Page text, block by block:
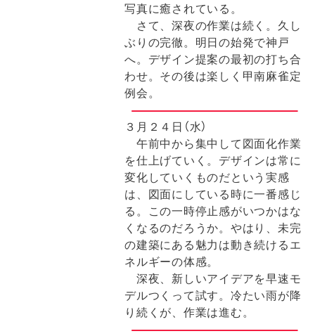
写真に癒されている。
さて、深夜の作業は続く。久し
ぶりの完徹。明日の始発で神戸
へ。デザイン提案の最初の打ち合
わせ。その後は楽しく甲南麻雀定
例会。
３月２４日（水）
午前中から集中して図面化作業
を仕上げていく。デザインは常に
変化していくものだという実感
は、図面にしている時に一番感じ
る。この一時停止感がいつかはな
くなるのだろうか。やはり、未完
の建築にある魅力は動き続けるエ
ネルギーの体感。
深夜、新しいアイデアを早速モ
デルつくって試す。冷たい雨が降
り続くが、作業は進む。